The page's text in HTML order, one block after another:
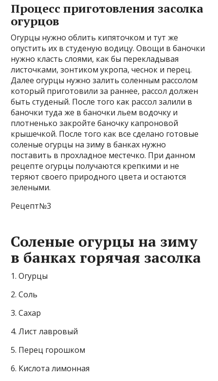
Процесс приготовления засолка
огурцов
Огурцы нужно облить кипяточком и тут же
опустить их в студеную водицу. Овощи в баночки
нужно класть слоями, как бы перекладывая
листочками, зонтиком укропа, чеснок и перец.
Далее огурцы нужно залить соленным рассолом
который приготовили за раннее, рассол должен
быть студеный. После того как рассол залили в
баночки туда же в баночки льем водочку и
плотненько закройте баночку капроновой
крышечкой. После того как все сделано готовые
соленые огурцы на зиму в банках нужно
поставить в прохладное местечко. При данном
рецепте огурцы получаются крепкими и не
теряют своего природного цвета и остаются
зелеными.
Рецепт№3
Соленые огурцы на зиму
в банках горячая засолка
1. Огурцы
2. Соль
3. Сахар
4. Лист лавровый
5. Перец горошком
6. Кислота лимонная